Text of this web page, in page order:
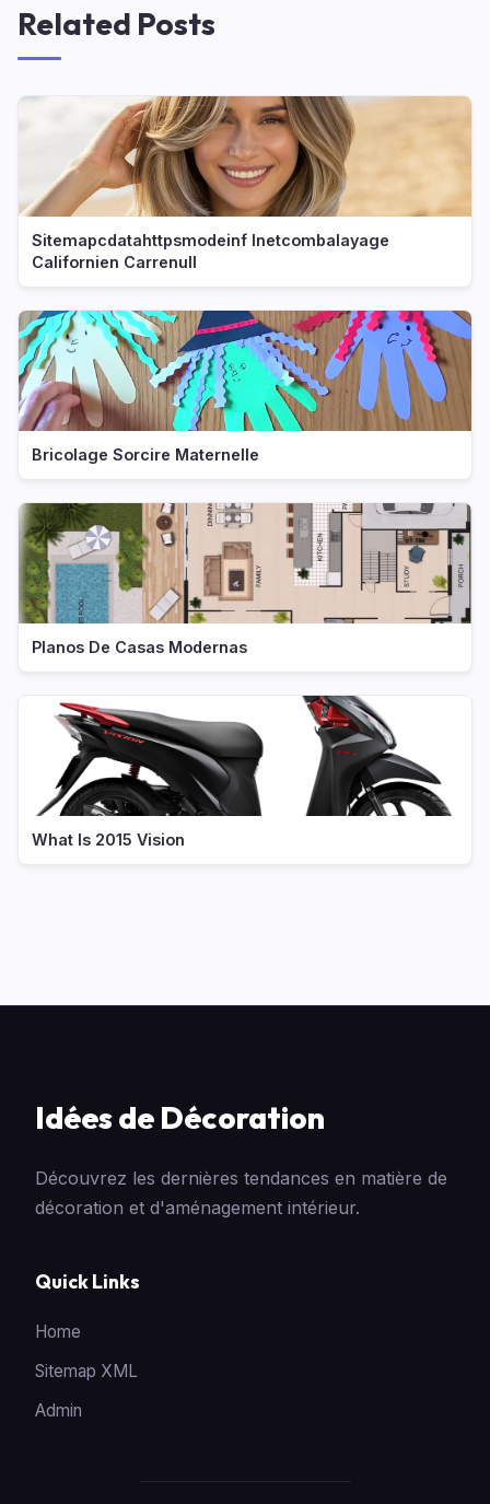
Related Posts
Sitemapcdatahttpsmodeinf Inetcombalayage
Californien Carrenull
Bricolage Sorcire Maternelle
Planos De Casas Modernas
What Is 2015 Vision
Idées de Décoration
Découvrez les dernières tendances en matière de
décoration et d'aménagement intérieur.
Quick Links
Home
Sitemap XML
Admin